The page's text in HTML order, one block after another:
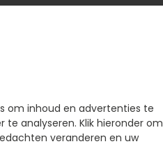
om inhoud en advertenties te
analyseren. Klik hieronder om
veranderen en uw